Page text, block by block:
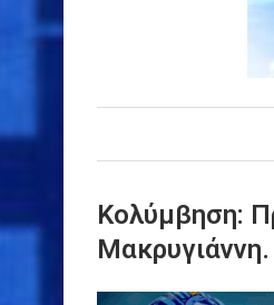
Κολύμβηση:
Μακρυγιάννη.